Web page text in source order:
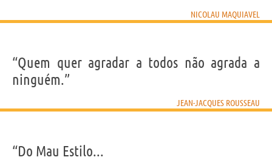
NICOLAU MAQUIAVEL
“Quem quer agradar a todos não agrada a
ninguém.”
JEAN-JACQUES ROUSSEAU
“Do Mau Estilo...